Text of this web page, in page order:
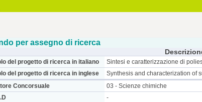
per assegno di ricerca
del progetto di ricerca in italiano
Sintesi e caratterizzazione di
del progetto di ricerca in inglese
Synthesis and characterization of
Concorsuale
03 - Scienze chimiche
-